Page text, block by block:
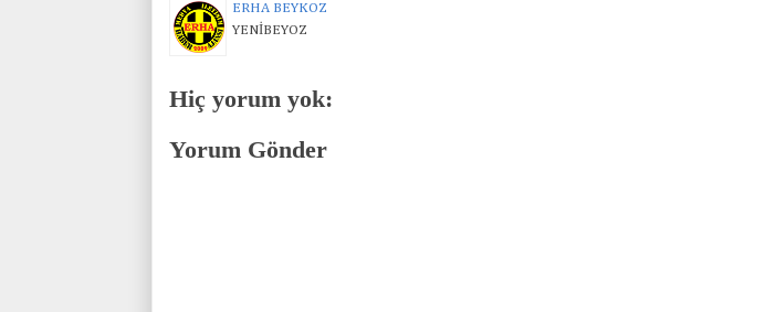
ERHA BEYKOZ
YENİBEYOZ
Hiç yorum yok:
Yorum Gönder